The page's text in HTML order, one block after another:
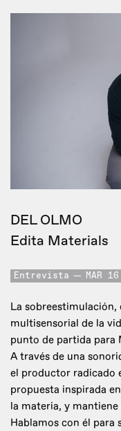
DEL OLMO
Edita Materials
Entrevista MAR
La
multisensorial de la
punto de partida para
A través de una
el productor radicado
propuesta inspirada
la materia, y
Hablamos con él para